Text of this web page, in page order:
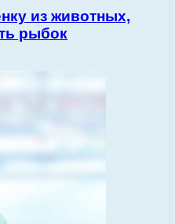
из животных,
рыбок